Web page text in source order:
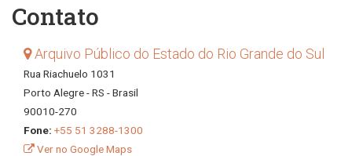
busca
Contato
Arquivo Público do Estado do Rio Grande do Sul
Rua Riachuelo 1031
Porto Alegre - RS - Brasil
90010-270
Fone: +55 51 3288-1300
Ver no Google Maps